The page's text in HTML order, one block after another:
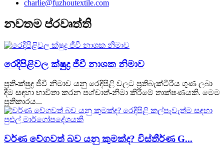
charlie@fuzhoutextile.com
නවතම ප්රවෘත්ති
රෙදිපිළිවල ක්ෂුද්‍ර ජීවී නාශක නිමාව
ප්‍රති-ක්ෂුද්‍ර ජීවී නිමාව යනු රෙදිපිළි වලට ප්‍රතිබැක්ටීරීය ගුණ ලබා
දීම සඳහා භාවිතා කරන පශ්චාත්-නිමා කිරීමේ තාක්ෂණයකි. මෙම
ප්‍රතිකාරය...
වර්ණ වේගවත් බව යනු කුමක්ද? විස්තීර්ණ G...